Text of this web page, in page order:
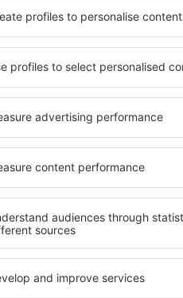
ubytování přesně podle vašich
prostorné, komfortně
jakož i levné
ve Štýrsku je dostupné v
vyhledávaných okresech
vašim potřebám a dalším
včas, můžete si být
si budete moci odpočinout s
hledat hotel nebo
před odjezdem do Štýrska a
atmosféru.